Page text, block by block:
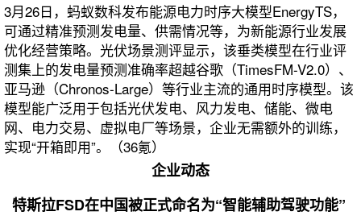
3月26日，蚂蚁数科发布能源电力时序大模型EnergyTS，
可通过精准预测发电量、供需情况等，为新能源行业发展
优化经营策略。光伏场景测评显示，该垂类模型在行业评
测集上的发电量预测准确率超越谷歌（TimesFM-V2.0）、
亚马逊（Chronos-Large）等行业主流的通用时序模型。该
模型能广泛用于包括光伏发电、风力发电、储能、微电
网、电力交易、虚拟电厂等场景，企业无需额外的训练，
实现“开箱即用”。（36氪）
企业动态
特斯拉FSD在中国被正式命名为“智能辅助驾驶功能”